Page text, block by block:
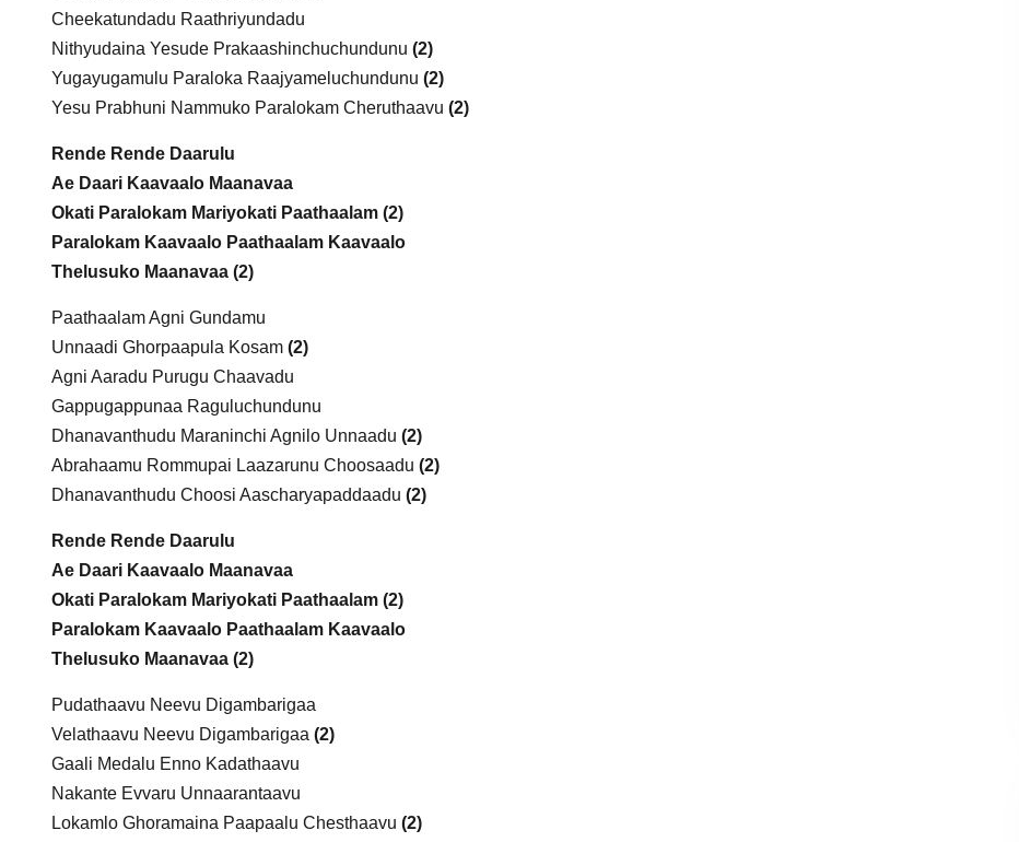
Cheekatundadu Raathriyundadu
Nithyudaina Yesude Prakaashinchuchundunu (2)
Yugayugamulu Paraloka Raajyameluchundunu (2)
Yesu Prabhuni Nammuko Paralokam Cheruthaavu (2)
Rende Rende Daarulu
Ae Daari Kaavaalo Maanavaa
Okati Paralokam Mariyokati Paathaalam (2)
Paralokam Kaavaalo Paathaalam Kaavaalo
Thelusuko Maanavaa (2)
Paathaalam Agni Gundamu
Unnaadi Ghorpaapula Kosam (2)
Agni Aaradu Purugu Chaavadu
Gappugappunaa Raguluchundunu
Dhanavanthudu Maraninchi Agnilo Unnaadu (2)
Abrahaamu Rommupai Laazarunu Choosaadu (2)
Dhanavanthudu Choosi Aascharyapaddaadu (2)
Rende Rende Daarulu
Ae Daari Kaavaalo Maanavaa
Okati Paralokam Mariyokati Paathaalam (2)
Paralokam Kaavaalo Paathaalam Kaavaalo
Thelusuko Maanavaa (2)
Pudathaavu Neevu Digambarigaa
Velathaavu Neevu Digambarigaa (2)
Gaali Medalu Enno Kadathaavu
Nakante Evvaru Unnaarantaavu
Lokamlo Ghoramaina Paapaalu Chesthaavu (2)